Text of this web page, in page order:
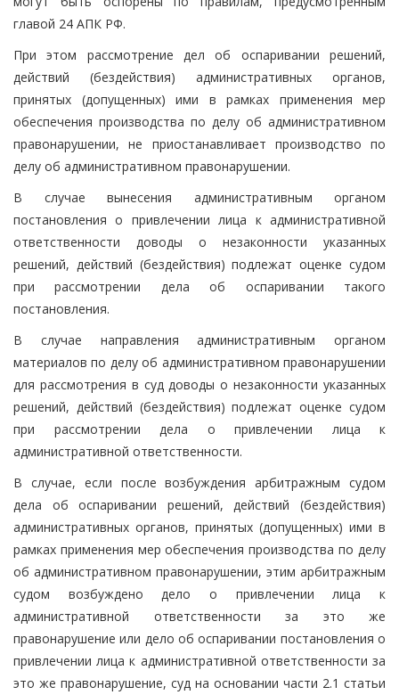
главой 24 АПК РФ.
При этом рассмотрение дел об оспаривании решений,
действий (бездействия) административных органов,
принятых (допущенных) ими в рамках применения мер
обеспечения производства по делу об административном
правонарушении, не приостанавливает производство по
делу об административном правонарушении.
В случае вынесения административным органом
постановления о привлечении лица к административной
ответственности доводы о незаконности указанных
решений, действий (бездействия) подлежат оценке судом
при рассмотрении дела об оспаривании такого
постановления.
В случае направления административным органом
материалов по делу об административном правонарушении
для рассмотрения в суд доводы о незаконности указанных
решений, действий (бездействия) подлежат оценке судом
при рассмотрении дела о привлечении лица к
административной ответственности.
В случае, если после возбуждения арбитражным судом
дела об оспаривании решений, действий (бездействия)
административных органов, принятых (допущенных) ими в
рамках применения мер обеспечения производства по делу
об административном правонарушении, этим арбитражным
судом возбуждено дело о привлечении лица к
административной ответственности за это же
правонарушение или дело об оспаривании постановления о
привлечении лица к административной ответственности за
это же правонарушение, суд на основании части 2.1 статьи